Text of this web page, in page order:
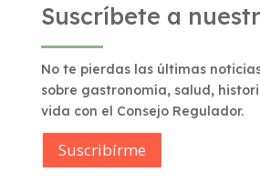
Suscríbete a
No te pierdas las últimas
sobre gastronomía, salud,
vida con el Consejo Regulador.
Suscribírme